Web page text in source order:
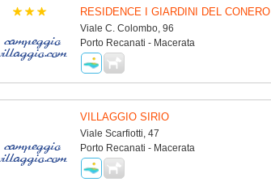
RESIDENCE I GIARDINI DEL CONERO
Viale C. Colombo, 96
Porto Recanati - Macerata
VILLAGGIO SIRIO
Viale Scarfiotti, 47
Porto Recanati - Macerata